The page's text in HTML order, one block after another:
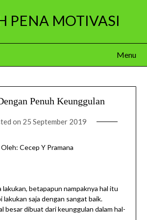
PENA MOTIVASI
Menu
Penuh Keunggulan
on 25 September 2019
Oleh: Cecep Y Pramana
lakukan, betapapun nampaknya hal itu
saja dengan sangat baik.
besar dibuat dari keunggulan dalam hal-